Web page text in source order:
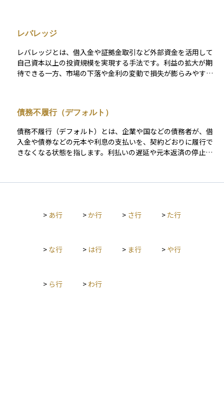
す。担保があることで、貸す側にとってはリスクが下がるた
め、金利も低めに設定される傾向があります。逆に担保がない
貸付（無担保）は、リスクが高いため金利も高めになります。
担保の種類や価値は、投資や融資の安全性を判断するうえでと
ても重要な要素です。
レバレッジ
レバレッジとは、借入金や証拠金取引など外部資金を活用して
自己資本以上の投資規模を実現する手法です。利益の拡大が期
待できる一方、市場の下落や金利の変動で損失が膨らみやす
ジ手法を含めたリスク管理が不可欠です。レバレッジによる損
益変動幅が大きくなることで精神的な負担も増えやすい点にも
注意が必要です。最終的には、投資目的やリスク許容度を考慮
し、適切なレバレッジ水準を設定することで、資産運用の効率
を高めつつリスクを抑えることが重要となります。
債務不履行（デフォルト）
債務不履行（デフォルト）とは、企業や国などの債務者が、借
入金や債券などの元本や利息の支払いを、契約どおりに履行で
きなくなる状態を指します。利払いの遅延や元本返済の停止が
や元本の一部または全額を受け取れないリスクに直面し、損失
与え、国際的な金融不安を引き起こす要因となることがありま
スも存在します。これは即時の経済的破綻を意味するわけでは
（デフォルトリスク）をあらかじめ評価し、債券の発行体の財
務状況や格付、市場環境を踏まえてリスク管理を行うことが重
> あ行 >か行 > さ行 > た行
> な行 > は行 > ま行 > や行
> ら行 > わ行